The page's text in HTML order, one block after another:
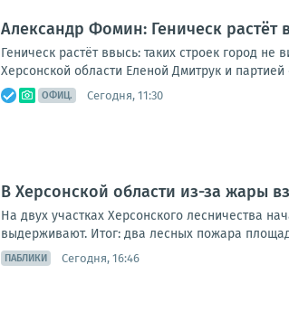
Александр Фомин: Геническ растёт
Геническ растёт ввысь: таких строек город
Херсонской области Еленой Дмитрук и
ОФИЦ. Сегодня, 11:30
В Херсонской области из-за жары
На двух участках Херсонского лесничества
выдерживают. Итог: два лесных пожара
ПАБЛИКИ Сегодня, 16:46